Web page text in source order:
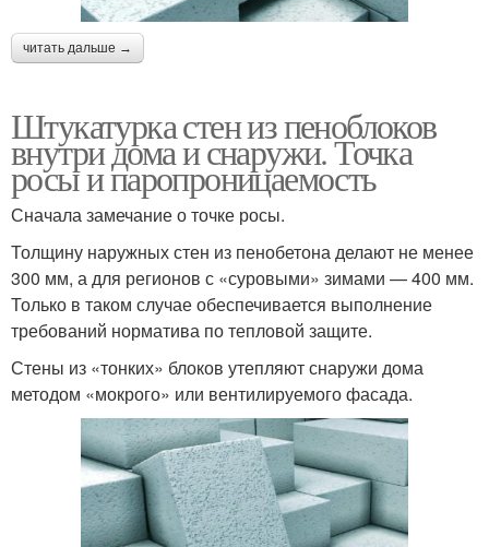
читать дальше →
Штукатурка стен из пеноблоков
внутри дома и снаружи. Точка
росы и паропроницаемость
Сначала замечание о точке росы.
Толщину наружных стен из пенобетона делают не менее
300 мм, а для регионов с «суровыми» зимами — 400 мм.
Только в таком случае обеспечивается выполнение
требований норматива по тепловой защите.
Стены из «тонких» блоков утепляют снаружи дома
методом «мокрого» или вентилируемого фасада.